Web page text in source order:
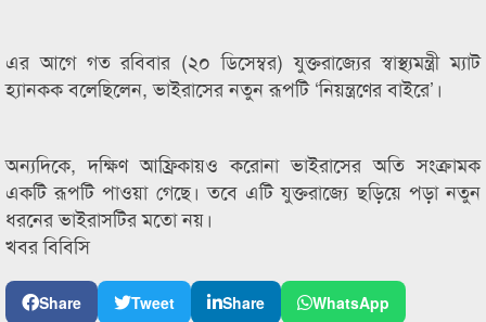
এর আগে গত রবিবার (২০ ডিসেম্বর) যুক্তরাজ্যের স্বাস্থ্যমন্ত্রী ম্যাট
হ্যানকক বলেছিলেন, ভাইরাসের নতুন রূপটি ‘নিয়ন্ত্রণের বাইরে’।
অন্যদিকে, দক্ষিণ আফ্রিকায়ও করোনা ভাইরাসের অতি সংক্রামক
একটি রূপটি পাওয়া গেছে। তবে এটি যুক্তরাজ্যে ছড়িয়ে পড়া নতুন
ধরনের ভাইরাসটির মতো নয়।
খবর বিবিসি
Share Tweet Share
WhatsApp